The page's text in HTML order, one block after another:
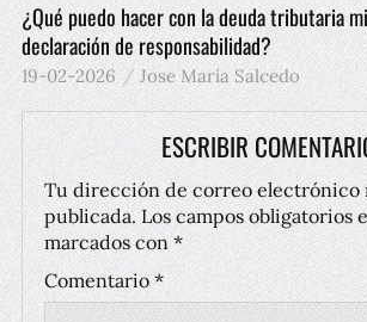
¿Qué puedo hacer con la deuda tributaria
declaración de responsabilidad?
19-02-2026 Jose María Salcedo
ESCRIBIR
Tu dirección de correo electrónico
publicada. Los campos obligatorios
marcados con*
Comentario*